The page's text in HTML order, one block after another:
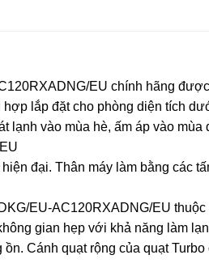
EU chính hãng
lắp đặt cho phòng diện tích
lạnh vào mùa hè, ấm áp vào mùa
đại. Thân máy làm bằng các
EU-AC120RXADNG/EU
gian hẹp với khả năng làm
Cánh quạt rộng của quạt